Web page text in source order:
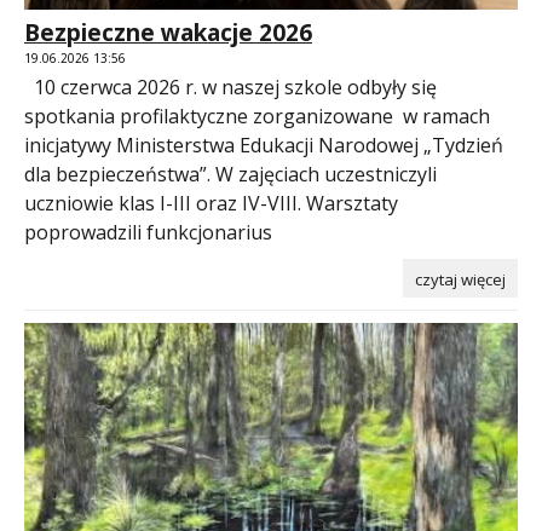
Bezpieczne wakacje 2026
19.06.2026 13:56
10 czerwca 2026 r. w naszej szkole odbyły się
spotkania profilaktyczne zorganizowane w ramach
inicjatywy Ministerstwa Edukacji Narodowej „Tydzień
dla bezpieczeństwa”. W zajęciach uczestniczyli
uczniowie klas I-III oraz IV-VIII. Warsztaty
poprowadzili funkcjonarius
czytaj więcej